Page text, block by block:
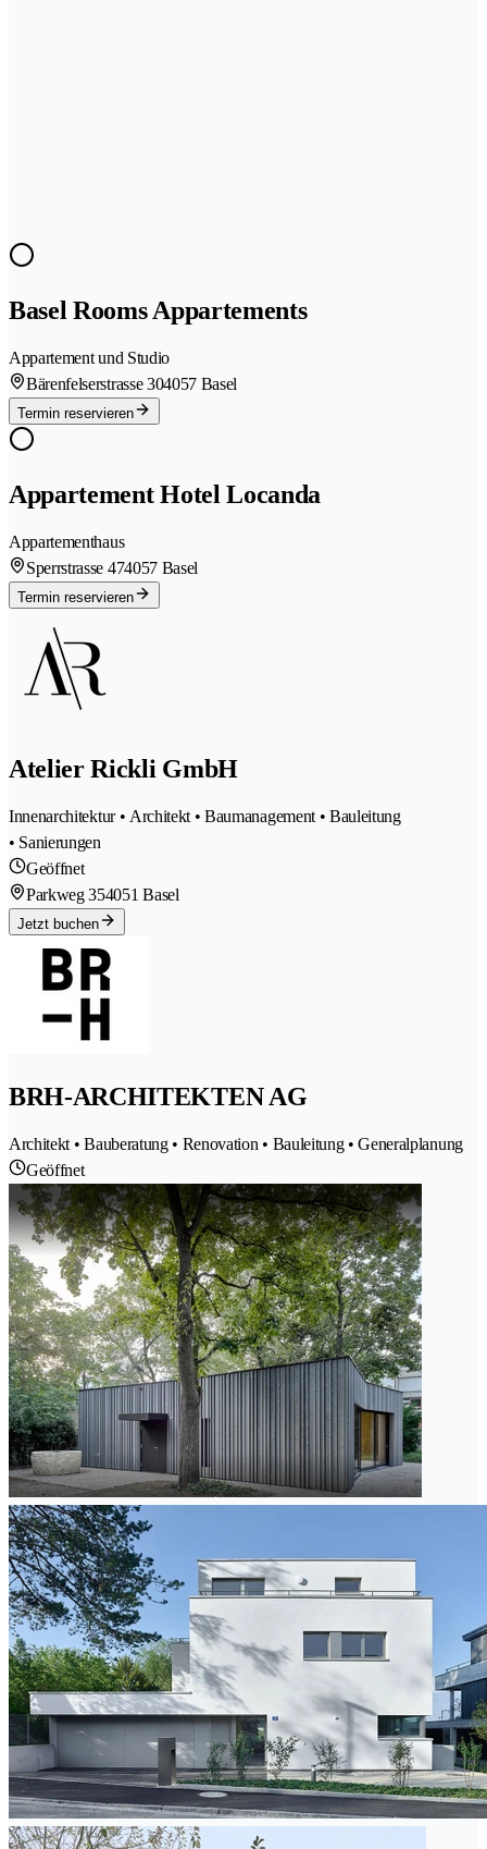
Basel Rooms Appartements
Appartement und Studio
Bärenfelserstrasse 304057 Basel
Termin reservieren
Appartement Hotel Locanda
Appartementhaus
Sperrstrasse 474057 Basel
Termin reservieren
Atelier Rickli GmbH
Innenarchitektur • Architekt • Baumanagement • Bauleitung
• Sanierungen
Geöffnet
Parkweg 354051 Basel
Jetzt buchen
BRH-ARCHITEKTEN AG
Architekt • Bauberatung • Renovation • Bauleitung • Generalplanung
Geöffnet